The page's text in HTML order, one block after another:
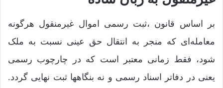
بر اساس قانون ،ثبت رسمی اموال غیرمنقول هرگونه
معامله‌ای که منجر به انتقال حق عینی نسبت به ملک
شود، فقط زمانی معتبر است که در چارچوب رسمی
یعنی در دفاتر اسناد رسمی و نه بنگاهها ثبت نهایی گردد.